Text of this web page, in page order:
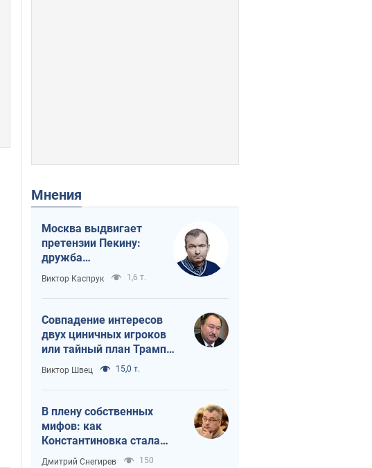
Мнения
Москва выдвигает
претензии Пекину:
дружба
превращается в
зависимость России
от Китая
Виктор Каспрук 1,6 т.
Совпадение интересов
двух циничных игроков
или тайный план Трампа
и Путина?
Виктор Швец 15,0 т.
В плену собственных
мифов: как
Константиновка стала
главной идеологической
Дмитрий Снегирев 150